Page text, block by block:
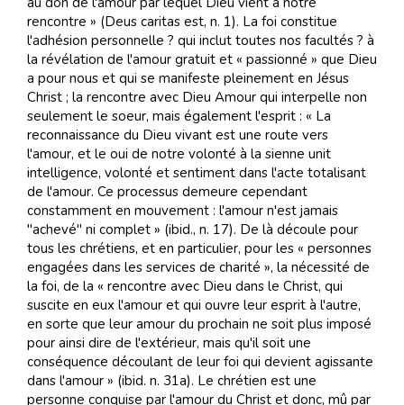
rencontre » (Deus caritas est, n. 1). La foi constitue
l'adhésion personnelle ? qui inclut toutes nos facultés ? à
la révélation de l'amour gratuit et « passionné » que Dieu
a pour nous et qui se manifeste pleinement en Jésus
Christ ; la rencontre avec Dieu Amour qui interpelle non
seulement le soeur, mais également l'esprit : « La
reconnaissance du Dieu vivant est une route vers
l'amour, et le oui de notre volonté à la sienne unit
intelligence, volonté et sentiment dans l'acte totalisant
de l'amour. Ce processus demeure cependant
constamment en mouvement : l'amour n'est jamais
"achevé" ni complet » (ibid., n. 17). De là découle pour
tous les chrétiens, et en particulier, pour les « personnes
engagées dans les services de charité », la nécessité de
la foi, de la « rencontre avec Dieu dans le Christ, qui
suscite en eux l'amour et qui ouvre leur esprit à l'autre,
en sorte que leur amour du prochain ne soit plus imposé
pour ainsi dire de l'extérieur, mais qu'il soit une
conséquence découlant de leur foi qui devient agissante
dans l'amour » (ibid. n. 31a). Le chrétien est une
personne conquise par l'amour du Christ et donc, mû par